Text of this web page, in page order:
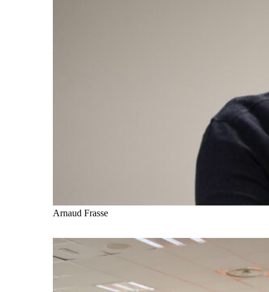
Arnaud Frasse